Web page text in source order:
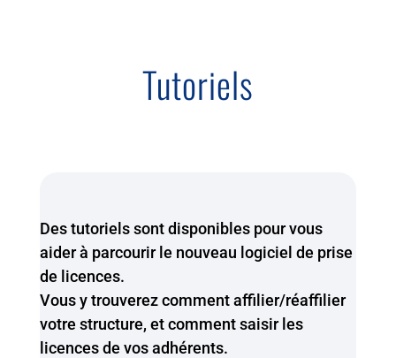
Tutoriels
Des tutoriels sont disponibles pour vous
aider à parcourir le nouveau logiciel de prise
de licences.
Vous y trouverez comment affilier/réaffilier
votre structure, et comment saisir les
licences de vos adhérents.